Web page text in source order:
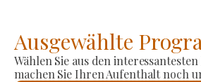
Ausgewählte
Wählen Sie aus den
machen Sie Ihren Aufenthalt noch